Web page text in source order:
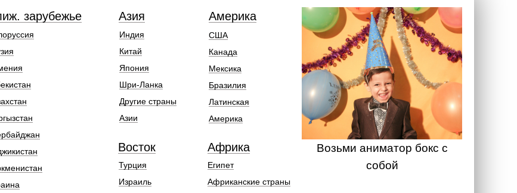
зарубежье
Египет
Африканские страны
Африка
США
Канада
Мексика
Бразилия
Латинская
Америка
Америка
Индия
Китай
Япония
Шри-Ланка
Другие страны
Азии
Азия
Восток
Турция
Израиль
Возьми аниматор бокс с
собой